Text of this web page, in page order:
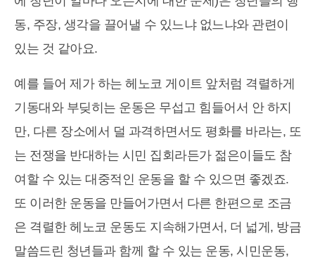
동, 주장, 생각을 끌어낼 수 있느냐 없느냐와 관련이
있는 것 같아요.
예를 들어 제가 하는 헤노코 게이트 앞처럼 격렬하게
기동대와 부딪히는 운동은 무섭고 힘들어서 안 하지
만, 다른 장소에서 덜 과격하면서도 평화를 바라는, 또
는 전쟁을 반대하는 시민 집회라든가 젊은이들도 참
여할 수 있는 대중적인 운동을 할 수 있으면 좋겠죠.
또 이러한 운동을 만들어가면서 다른 한편으로 조금
은 격렬한 헤노코 운동도 지속해가면서, 더 넓게, 방금
말씀드린 청년들과 함께 할 수 있는 운동, 시민운동,